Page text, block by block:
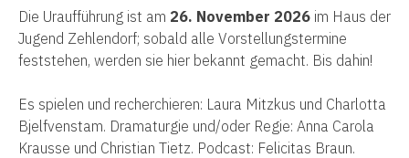
Die Uraufführung ist am 26. November 2026 im Haus der
Jugend Zehlendorf; sobald alle Vorstellungstermine
feststehen, werden sie hier bekannt gemacht. Bis dahin!
Es spielen und recherchieren: Laura Mitzkus und Charlotta
Bjelfvenstam. Dramaturgie und/oder Regie: Anna Carola
Krausse und Christian Tietz. Podcast: Felicitas Braun.